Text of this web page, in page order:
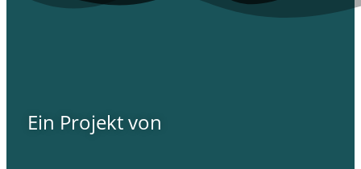
Ein Projekt von